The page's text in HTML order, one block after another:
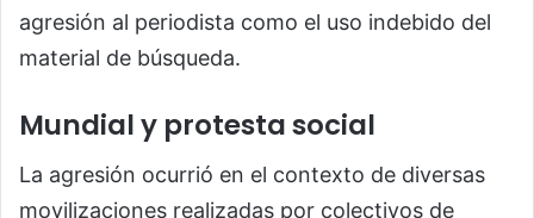
agresión al periodista como el uso indebido del
material de búsqueda.
Mundial y protesta social
La agresión ocurrió en el contexto de diversas
movilizaciones realizadas por colectivos de